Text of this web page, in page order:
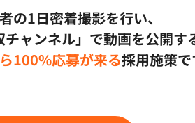
の1日密着撮影を行い、
ャンネル」で動画を公開す
100%応募が来る採用施策で